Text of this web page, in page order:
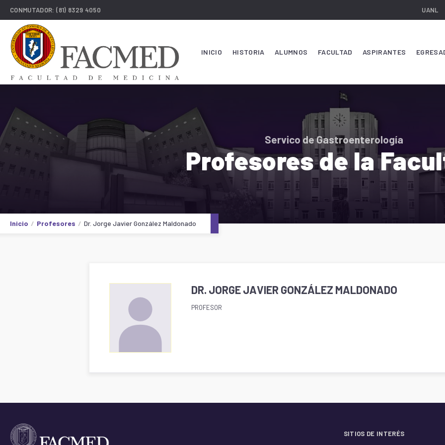
CONMUTADOR:(81) 8329 4050 UANL
INICIO HISTORIA ALUMNOS FACULTAD ASPIRANTES
Servico de Gastroenterología
Profesores de la
Inicio Profesores Dr. Jorge Javier González Maldonado
DR. JORGE JAVIER GONZÁLEZ MALDONADO
PROFESOR
SITIOS DE INTERÉS